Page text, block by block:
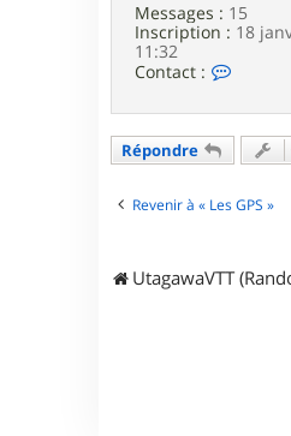
Messages : 15
Inscription : 18
11:32
Contact :
c
e
m
Répondre
Revenir à « Les GPS »
UtagawaVTT